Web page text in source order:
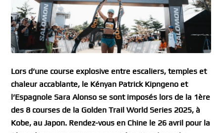
Lors d’une course explosive entre escaliers, temples et
chaleur accablante, le Kényan Patrick Kipngeno et
l’Espagnole Sara Alonso se sont imposés lors de la 1ère
des 8 courses de la Golden Trail World Series 2025, à
Kobe, au Japon. Rendez-vous en Chine le 26 avril pour la